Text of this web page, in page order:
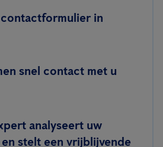
in
snel contact met u
analyseert uw
stelt een vrijblijvende